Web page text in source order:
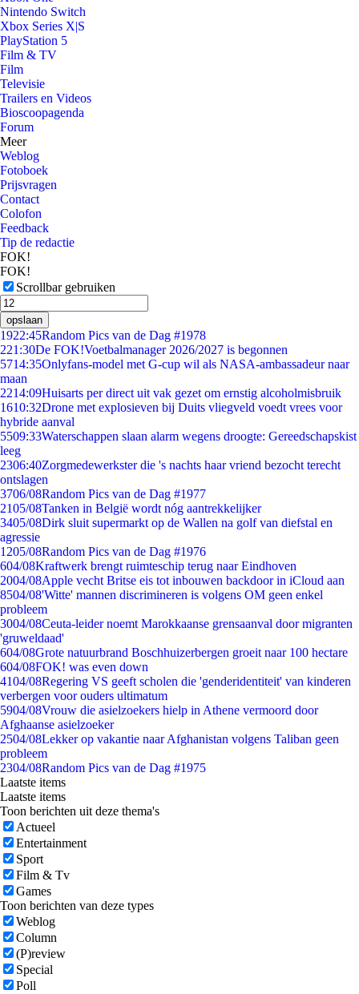
Nintendo Switch
Xbox Series X|S
PlayStation 5
Film & TV
Film
Televisie
Trailers en Videos
Bioscoopagenda
Forum
Meer
Weblog
Fotoboek
Prijsvragen
Contact
Colofon
Feedback
Tip de redactie
FOK!
FOK!
Scrollbar gebruiken
opslaan
1922:45Random Pics van de Dag #1978
221:30De FOK!Voetbalmanager 2026/2027 is begonnen
5714:35Onlyfans-model met G-cup wil als NASA-ambassadeur naar
maan
2214:09Huisarts per direct uit vak gezet om ernstig alcoholmisbruik
1610:32Drone met explosieven bij Duits vliegveld voedt vrees voor
hybride aanval
5509:33Waterschappen slaan alarm wegens droogte: Gereedschapskist
leeg
2306:40Zorgmedewerkster die 's nachts haar vriend bezocht terecht
ontslagen
3706/08Random Pics van de Dag #1977
2105/08Tanken in België wordt nóg aantrekkelijker
3405/08Dirk sluit supermarkt op de Wallen na golf van diefstal en
agressie
1205/08Random Pics van de Dag #1976
604/08Kraftwerk brengt ruimteschip terug naar Eindhoven
2004/08Apple vecht Britse eis tot inbouwen backdoor in iCloud aan
8504/08'Witte' mannen discrimineren is volgens OM geen enkel
probleem
3004/08Ceuta-leider noemt Marokkaanse grensaanval door migranten
'gruweldaad'
604/08Grote natuurbrand Boschhuizerbergen groeit naar 100 hectare
604/08FOK! was even down
4104/08Regering VS geeft scholen die 'genderidentiteit' van kinderen
verbergen voor ouders ultimatum
5904/08Vrouw die asielzoekers hielp in Athene vermoord door
Afghaanse asielzoeker
2504/08Lekker op vakantie naar Afghanistan volgens Taliban geen
probleem
2304/08Random Pics van de Dag #1975
Laatste items
Laatste items
Toon berichten uit deze thema's
Actueel
Entertainment
Sport
Film & Tv
Games
Toon berichten van deze types
Weblog
Column
(P)review
Special
Poll